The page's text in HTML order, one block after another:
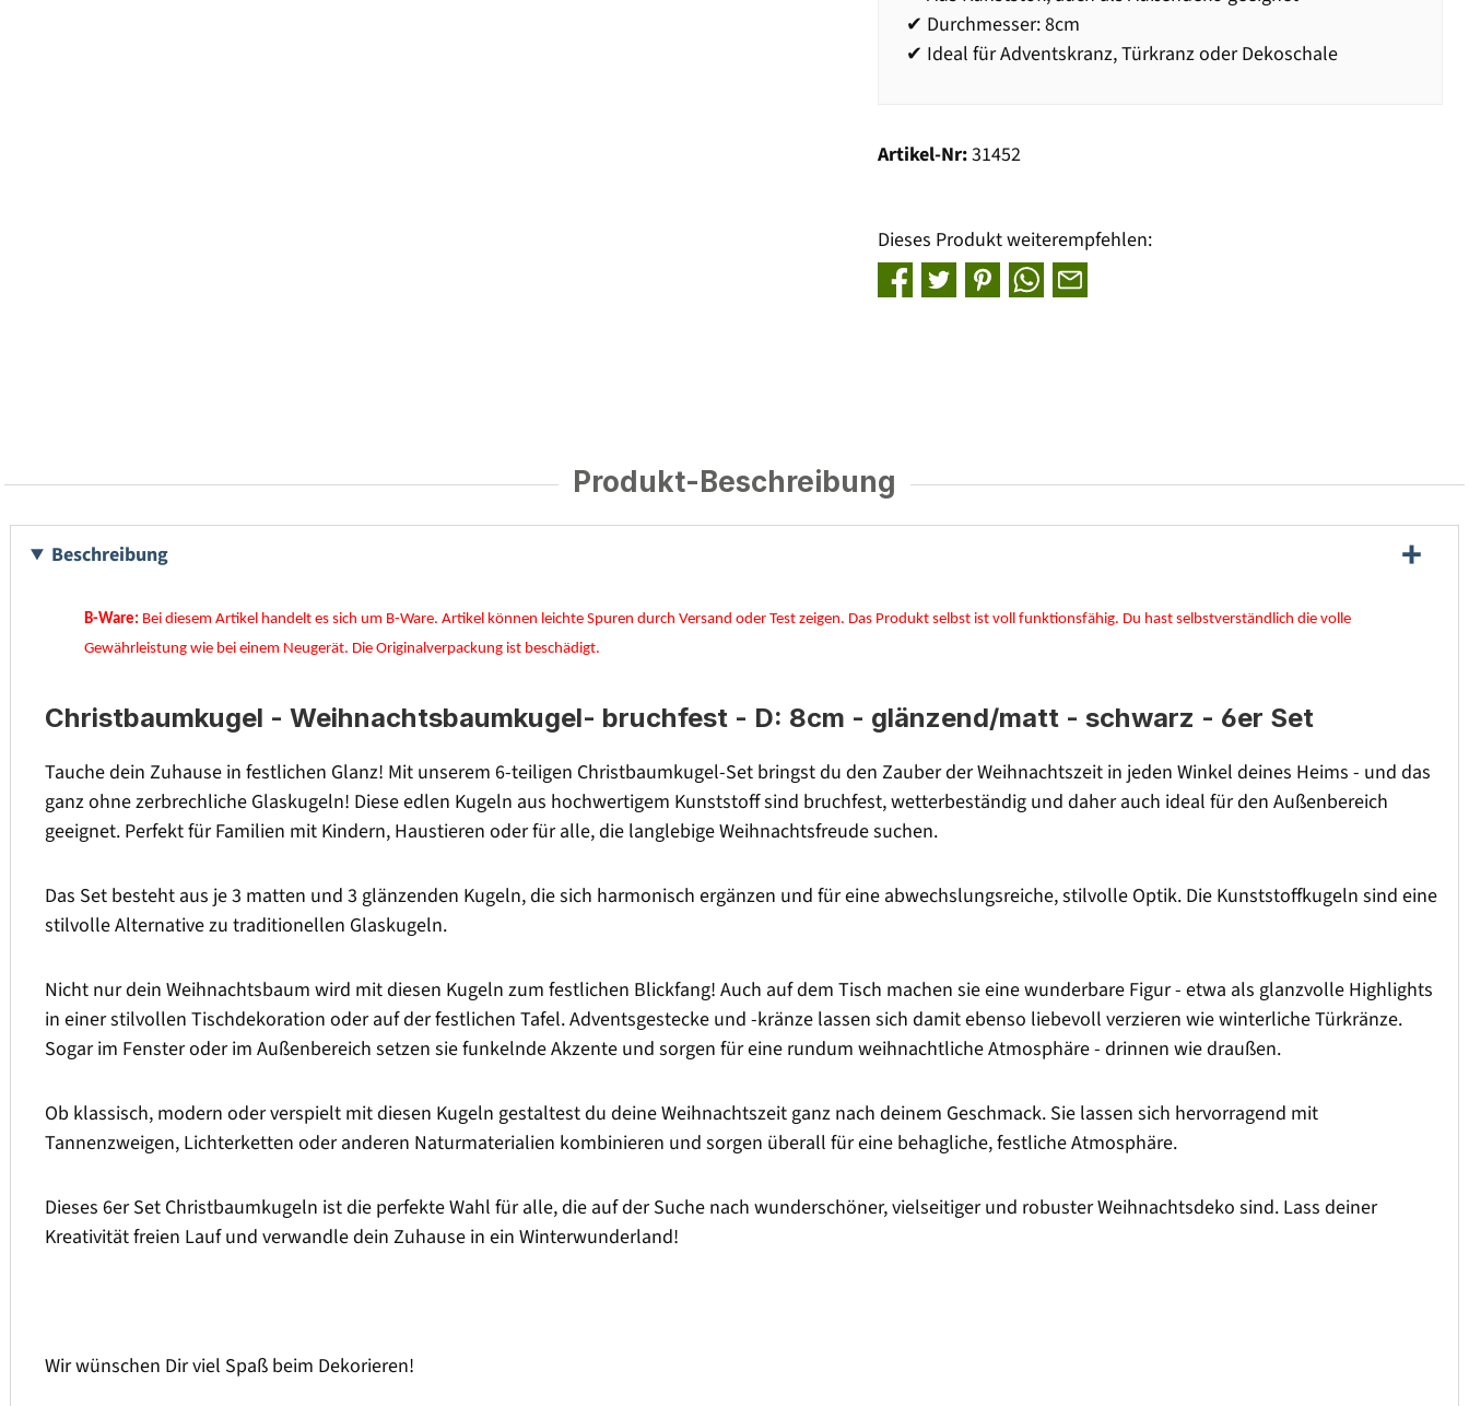
✔ Durchmesser: 8cm
✔ Ideal für Adventskranz, Türkranz oder Dekoschale
Artikel-Nr:31452
Dieses Produkt weiterempfehlen:
Produkt-Beschreibung
Beschreibung
B-Ware: Bei diesem Artikel handelt es sich um B-Ware. Artikel können leichte Spuren durch Versand oder Test zeigen. Das Produkt selbst ist voll funktionsfähig. Du hast selbstverständlich die volle
Gewährleistung wie bei einem Neugerät. Die Originalverpackung ist beschädigt.
Christbaumkugel - Weihnachtsbaumkugel- bruchfest - D: 8cm - glänzend/matt - schwarz - 6er Set
Tauche dein Zuhause in festlichen Glanz! Mit unserem 6-teiligen Christbaumkugel-Set bringst du den Zauber der Weihnachtszeit in jeden Winkel deines Heims - und das
ganz ohne zerbrechliche Glaskugeln! Diese edlen Kugeln aus hochwertigem Kunststoff sind bruchfest, wetterbeständig und daher auch ideal für den Außenbereich
geeignet. Perfekt für Familien mit Kindern, Haustieren oder für alle, die langlebige Weihnachtsfreude suchen.
Das Set besteht aus je 3 matten und 3 glänzenden Kugeln, die sich harmonisch ergänzen und für eine abwechslungsreiche, stilvolle Optik. Die Kunststoffkugeln sind eine
stilvolle Alternative zu traditionellen Glaskugeln.
Nicht nur dein Weihnachtsbaum wird mit diesen Kugeln zum festlichen Blickfang! Auch auf dem Tisch machen sie eine wunderbare Figur - etwa als glanzvolle Highlights
in einer stilvollen Tischdekoration oder auf der festlichen Tafel. Adventsgestecke und -kränze lassen sich damit ebenso liebevoll verzieren wie winterliche Türkränze.
Sogar im Fenster oder im Außenbereich setzen sie funkelnde Akzente und sorgen für eine rundum weihnachtliche Atmosphäre - drinnen wie draußen.
Ob klassisch, modern oder verspielt mit diesen Kugeln gestaltest du deine Weihnachtszeit ganz nach deinem Geschmack. Sie lassen sich hervorragend mit
Tannenzweigen, Lichterketten oder anderen Naturmaterialien kombinieren und sorgen überall für eine behagliche, festliche Atmosphäre.
Dieses 6er Set Christbaumkugeln ist die perfekte Wahl für alle, die auf der Suche nach wunderschöner, vielseitiger und robuster Weihnachtsdeko sind. Lass deiner
Kreativität freien Lauf und verwandle dein Zuhause in ein Winterwunderland!
Wir wünschen Dir viel Spaß beim Dekorieren!